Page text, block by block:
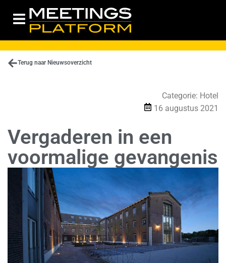
Terug naar Nieuwsoverzicht
Categorie: Hotel
16 augustus 2021
Vergaderen in een
voormalige gevangenis